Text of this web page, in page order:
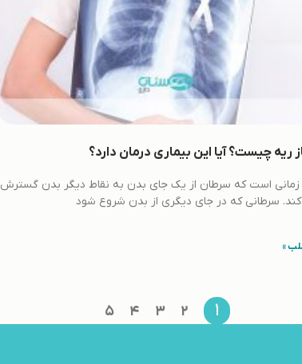
ریه چیست؟ آیا این بیماری درمان دارد؟
زمانی است که سرطان از یک جای بدن به نقاط دیگر بدن گسترش
سرطانی که در جای دیگری از بدن شروع شود
»
1
2
3
4
5